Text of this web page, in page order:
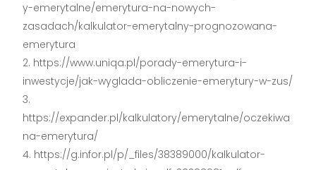
y-emerytalne/emerytura-na-nowych-
zasadach/kalkulator-emerytalny-prognozowana-
emerytura
https://www.uniqa.pl/porady-emerytura-i-
inwestycje/jak-wyglada-obliczenie-emerytury-w-zus/
https://expander.pl/kalkulatory/emerytalne/oczekiwa
na-emerytura/
https://g.infor.pl/p/_files/38389000/kalkulator-